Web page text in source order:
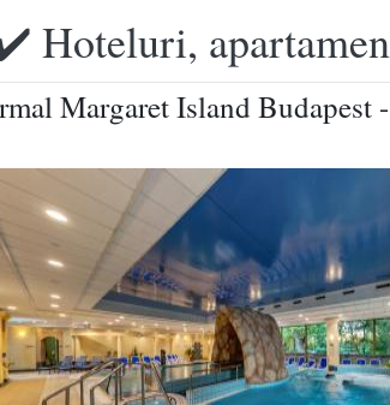
Hoteluri,
Margaret Island Budapest